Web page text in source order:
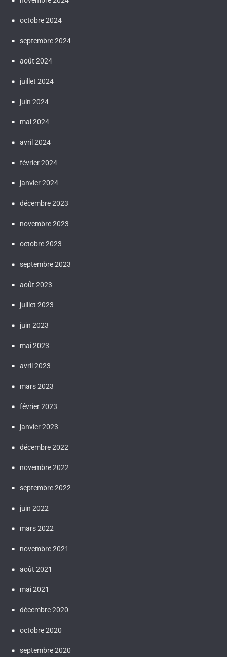
octobre 2024
septembre 2024
août 2024
juillet 2024
juin 2024
mai 2024
avril 2024
février 2024
janvier 2024
décembre 2023
novembre 2023
octobre 2023
septembre 2023
août 2023
juillet 2023
juin 2023
mai 2023
avril 2023
mars 2023
février 2023
janvier 2023
décembre 2022
novembre 2022
septembre 2022
juin 2022
mars 2022
novembre 2021
août 2021
mai 2021
décembre 2020
octobre 2020
septembre 2020